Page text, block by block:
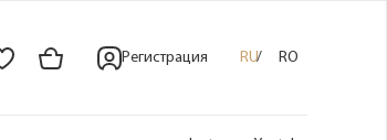
Регистрация RU RO